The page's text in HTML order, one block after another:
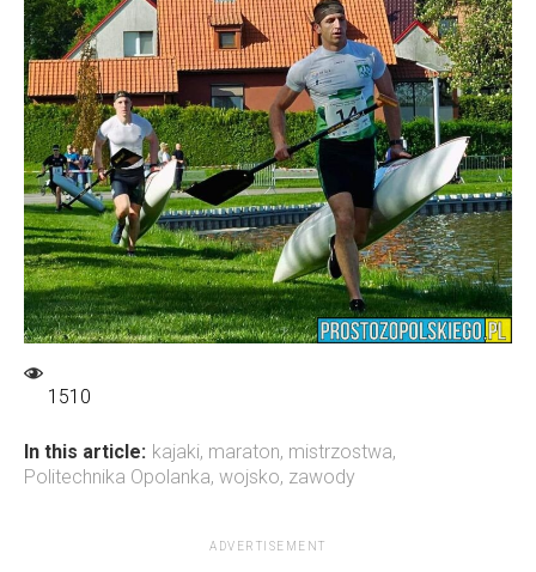
1510
In this article: kajaki, maraton, mistrzostwa,
Politechnika Opolanka, wojsko, zawody
ADVERTISEMENT